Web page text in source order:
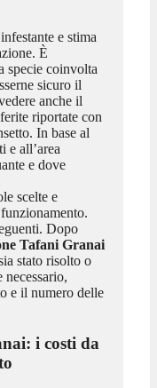
e stima
È
specie coinvolta
sicuro il
anche il
riportate con
In base al
e all’area
e dove
scelte e
Dopo
Tafani Granai
stato risolto o
necessario,
e il numero delle
: i costi da